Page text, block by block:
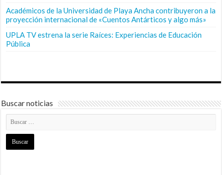
Académicos de la Universidad de Playa Ancha contribuyeron a la
proyección internacional de «Cuentos Antárticos y algo más»
UPLA TV estrena la serie Raíces: Experiencias de Educación
Pública
Buscar noticias